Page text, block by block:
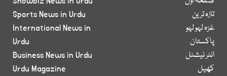
تازہ ترین
غزہ لہو لہو
پاکستان
انٹر نیشنل
کھیل
Sports News in Urdu
International News in
Urdu
Business News in Urdu
Urdu Magazine